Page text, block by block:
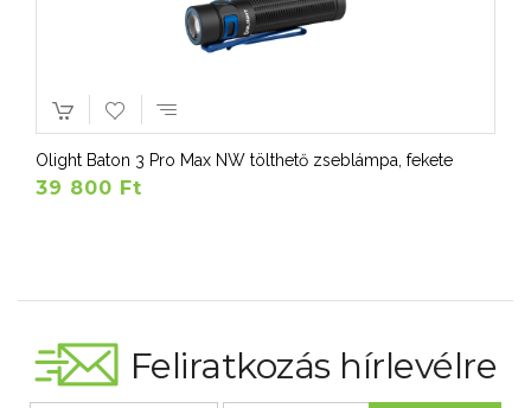
Olight Baton 3 Pro Max NW tölthető zseblámpa, fekete
39 800 Ft
Feliratkozás hírlevélre